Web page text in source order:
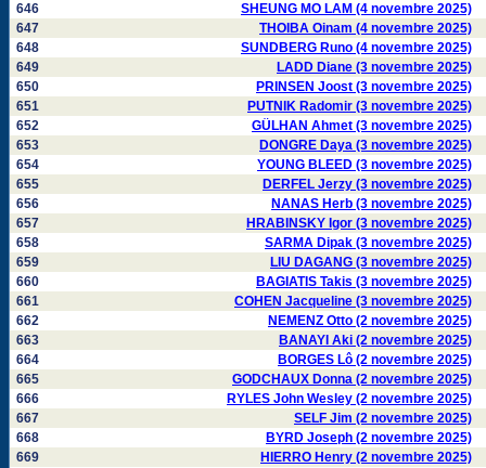
646
SHEUNG MO LAM (4 novembre 2025)
647
THOIBA Oinam (4 novembre 2025)
648
SUNDBERG Runo (4 novembre 2025)
649
LADD Diane (3 novembre 2025)
650
PRINSEN Joost (3 novembre 2025)
651
PUTNIK Radomir (3 novembre 2025)
652
GÜLHAN Ahmet (3 novembre 2025)
653
DONGRE Daya (3 novembre 2025)
654
YOUNG BLEED (3 novembre 2025)
655
DERFEL Jerzy (3 novembre 2025)
656
NANAS Herb (3 novembre 2025)
657
HRABINSKY Igor (3 novembre 2025)
658
SARMA Dipak (3 novembre 2025)
659
LIU DAGANG (3 novembre 2025)
660
BAGIATIS Takis (3 novembre 2025)
661
COHEN Jacqueline (3 novembre 2025)
662
NEMENZ Otto (2 novembre 2025)
663
BANAYI Aki (2 novembre 2025)
664
BORGES Lô (2 novembre 2025)
665
GODCHAUX Donna (2 novembre 2025)
666
RYLES John Wesley (2 novembre 2025)
667
SELF Jim (2 novembre 2025)
668
BYRD Joseph (2 novembre 2025)
669
HIERRO Henry (2 novembre 2025)